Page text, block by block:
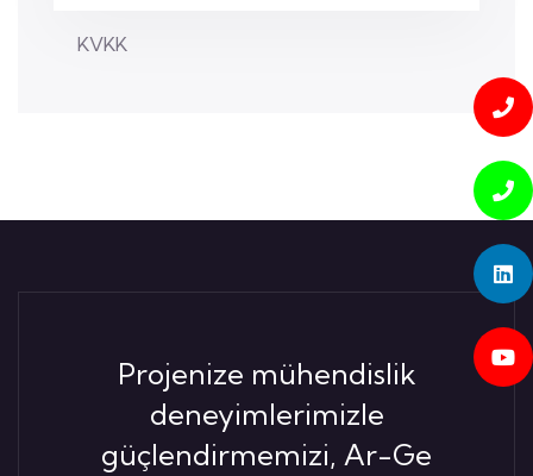
KVKK
Projenize mühendislik
deneyimlerimizle
güçlendirmemizi, Ar-Ge